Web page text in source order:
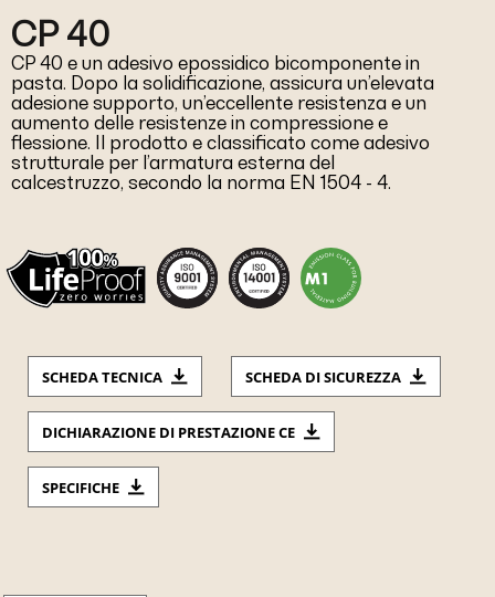
CP 40
CP 40 e un adesivo epossidico bicomponente in
pasta. Dopo la solidificazione, assicura un’elevata
adesione supporto, un’eccellente resistenza e un
aumento delle resistenze in compressione e
flessione. Il prodotto e classificato come adesivo
strutturale per l’armatura esterna del
calcestruzzo, secondo la norma EN 1504 - 4.
SCHEDA TECNICA SCHEDA DI SICUREZZA
DICHIARAZIONE DI PRESTAZIONE CE
SPECIFICHE